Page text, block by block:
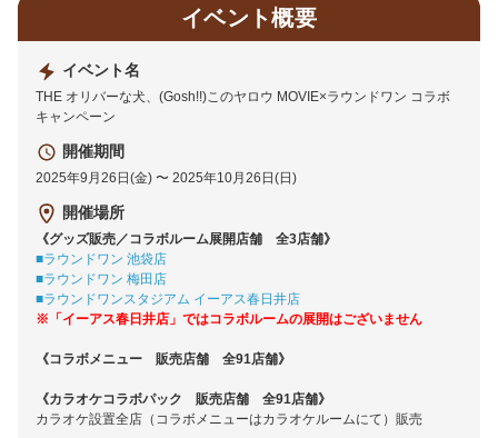
イベント概要
イベント名
THE オリバーな犬、(Gosh!!)このヤロウ MOVIE×ラウンドワン コラボ
キャンペーン
開催期間
2025年9月26日(金) 〜 2025年10月26日(日)
開催場所
《グッズ販売／コラボルーム展開店舗 全3店舗》
■ラウン ドワン 池袋店
■ラウンドワン 梅田店
■ラウンドワンスタジアム イーアス春日井店
※「イーアス春日井店」ではコラボルームの展開はございません
《コラボメニュー 販売店舗 全91店舗》
《カラオケコラボパック 販売店舗 全91店舗》
カラオケ設置全店（コラボメニューはカラオケルームにて）販売